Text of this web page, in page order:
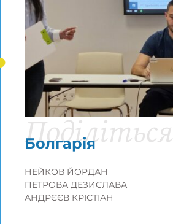
Болгарія
Поділіться
НЕЙКОВ ЙОРДАН
ПЕТРОВА ДЕЗИСЛАВА
АНДРЄЄВ КРІСТІАН